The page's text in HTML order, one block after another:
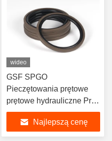
wideo
GSF SPGO
Pieczętowania prętowe
prętowe hydrauliczne Pro
Seal
Najlepszą cenę